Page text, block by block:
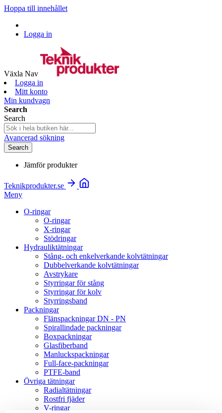
Hoppa till innehållet
Logga in
Växla Nav
Logga in
Mitt konto
Min kundvagn
Search
Search
Avancerad sökning
Search
Jämför produkter
Teknikprodukter.se
Meny
O-ringar
O-ringar
X-ringar
Stödringar
Hydrauliktätningar
Stång- och enkelverkande kolvtätningar
Dubbelverkande kolvtätningar
Avstrykare
Styrringar för stång
Styrringar för kolv
Styrringsband
Packningar
Flänspackningar DN - PN
Spirallindade packningar
Boxpackningar
Glasfiberband
Manluckspackningar
Full-face-packningar
PTFE-band
Övriga tätningar
Radialtätningar
Rostfri fjäder
V-ringar